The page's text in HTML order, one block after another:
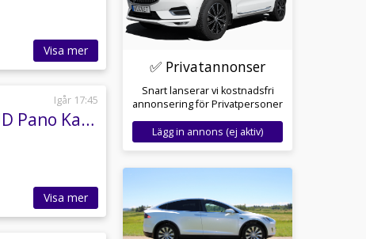
Visa mer
Igår 17:45
Skoda Enyaq Coupé RS 340hk Canton Drag HUD Pano Kamera
Visa mer
✅ Privatannonser
Snart lanserar vi kostnadsfri
annonsering för Privatpersoner
Lägg in annons (ej aktiv)